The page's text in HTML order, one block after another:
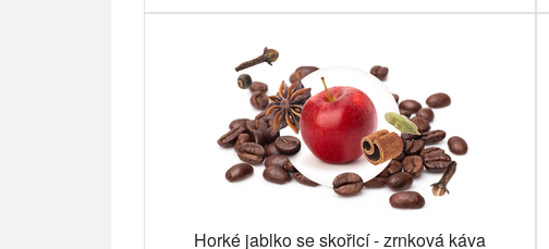
Horké jablko se skořicí - zrnková káva